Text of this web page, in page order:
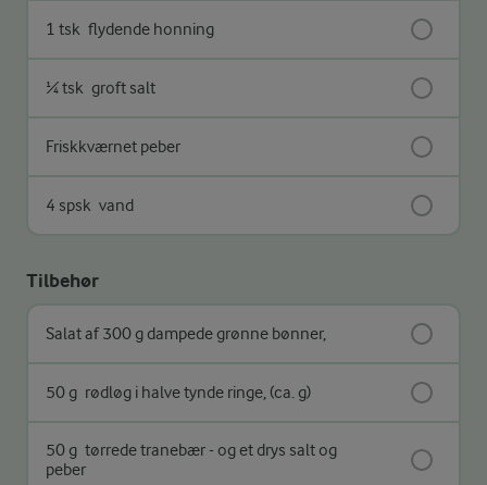
1 tsk flydende honning
¼ tsk groft salt
Friskkværnet peber
4 spsk vand
Tilbehør
Salat af 300 g dampede grønne bønner,
50 g rødløg i halve tynde ringe, (ca. g)
50 g tørrede tranebær - og et drys salt og
peber